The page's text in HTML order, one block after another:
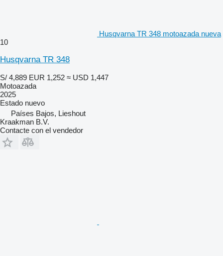
Husqvarna TR 348 motoazada nueva
10
Husqvarna TR 348
S/ 4,889 EUR 1,252 ≈ USD 1,447
Motoazada
2025
Estado nuevo
Países Bajos, Lieshout
Kraakman B.V.
Contacte con el vendedor